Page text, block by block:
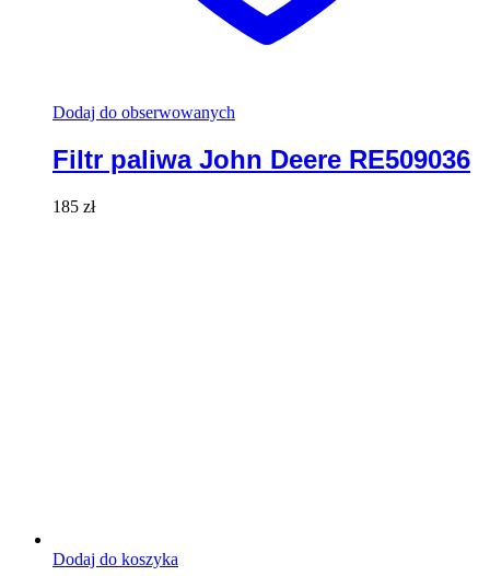
Dodaj do obserwowanych
Filtr paliwa John Deere RE509036
185 zł
Dodaj do koszyka